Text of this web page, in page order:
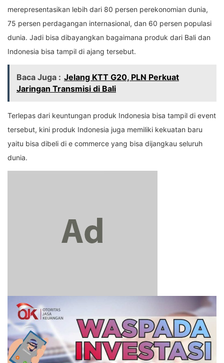
merepresentasikan lebih dari 80 persen perekonomian dunia,
75 persen perdagangan internasional, dan 60 persen populasi
dunia. Jadi bisa dibayangkan bagaimana produk dari Bali dan
Indonesia bisa tampil di ajang tersebut.
Baca Juga : Jelang KTT G20, PLN Perkuat
Jaringan Transmisi di Bali
Terlepas dari keuntungan produk Indonesia bisa tampil di event
tersebut, kini produk Indonesia juga memiliki kekuatan baru
yaitu bisa dibeli di e commerce yang bisa dijangkau seluruh
dunia.